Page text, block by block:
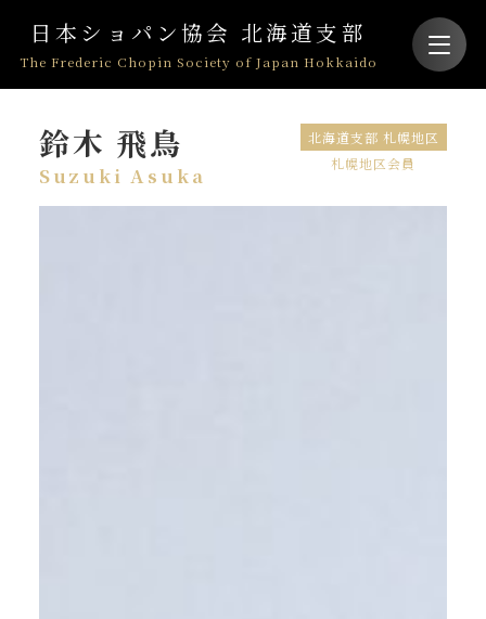
日本ショパン協会 北海道支部
The Frederic Chopin Society of Japan Hokkaido
鈴木 飛鳥
Suzuki Asuka
北海道支部 札幌地区
札幌地区会員